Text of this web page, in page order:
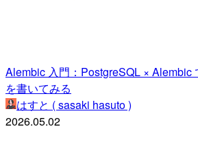
Alembic 入門：PostgreSQL × Alembic
を書いてみる
はすと ( sasaki hasuto )
2026.05.02